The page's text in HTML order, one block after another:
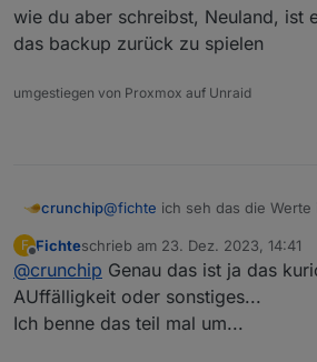
wie du aber schreibst, Neuland, ist
das backup zurück zu spielen
umgestiegen von Proxmox auf Unraid
crunchip@fichte ich seh das die Werte
das ist dann genau dein Sprung
F Fichteschrieb am 23. Dez. 2023, 14:41
zuletzt editiert von
@crunchip Genau das ist ja das
AUffälligkeit oder sonstiges...
Ich benne das teil mal um...